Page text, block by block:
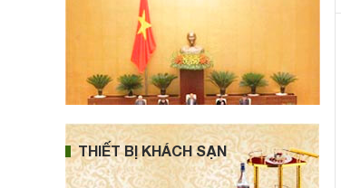
THIẾT BỊ KHÁCH SẠN